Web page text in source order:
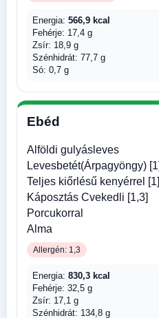
Energia: 566,9 kcal
Fehérje: 17,4 g
Zsír: 18,9 g
Szénhidrát: 77,7 g
Só: 0,7 g
Ebéd
Alföldi gulyásleves
Levesbetét(Árpagyöngy) [1]
Teljes kiőrlésű kenyérrel [1]
Káposztás Cvekedli [1,3]
Porcukorral
Alma
Allergén: 1,3
Energia: 830,3 kcal
Fehérje: 32,5 g
Zsír: 17,1 g
Szénhidrát: 134,8 g